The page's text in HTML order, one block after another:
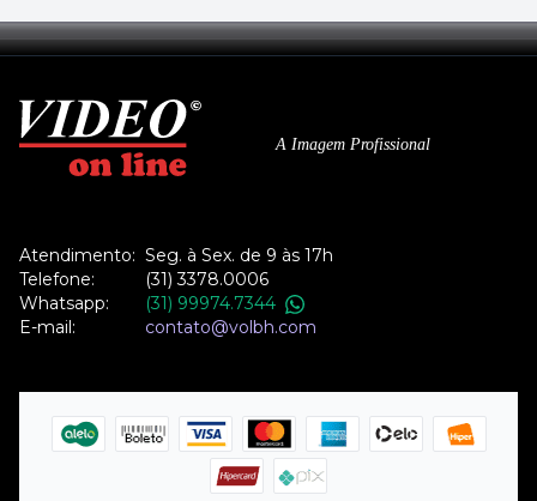
A Imagem Profissional
Atendimento: Seg. à Sex. de 9 às 17h
Telefone:
(31) 3378.0006
Whatsapp:
(31) 99974.7344
E-mail:
contato@volbh.com